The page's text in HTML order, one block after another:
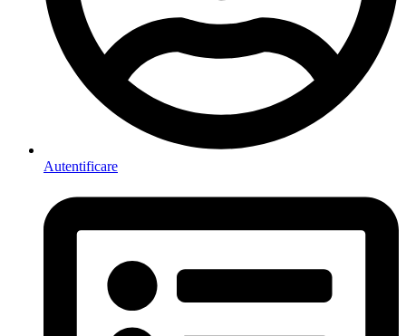
Autentificare